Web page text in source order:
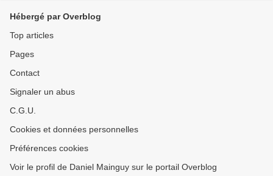
Hébergé par Overblog
Top articles
Pages
Contact
Signaler un abus
C.G.U.
Cookies et données personnelles
Préférences cookies
Voir le profil de Daniel Mainguy sur le portail Overblog